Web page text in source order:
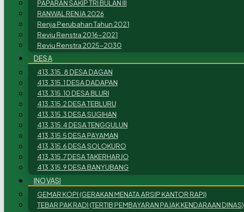
PAPARAN SAKIP TRI BULAN III
RANWAL RENJA 2026
Renja Perubahan Tahun 2021
Reviu Renstra 2016-2021
Reviu Renstra 2025-2030
DESA
413.315. 8 DESA DAGAN
413.315.1 DESA DADAPAN
413.315.10 DESA BLURI
413.315.2 DESA TEBLURU
413.315.3 DESA SUGIHAN
413.315.4 DESA TENGGULUN
413.315.5 DESA PAYAMAN
413.315.6 DESA SOLOKURO
413.315.7 DESA TAKERHARJO
413.315.9 DESA BANYUBANG
INOVASI
GEMAR KOPI (GERAKAN MENATA ARSIP KANTOR RAPI)
TEBAR PAK RADI (TERTIB PEMBAYARAN PAJAK KENDARAAN DINAS)